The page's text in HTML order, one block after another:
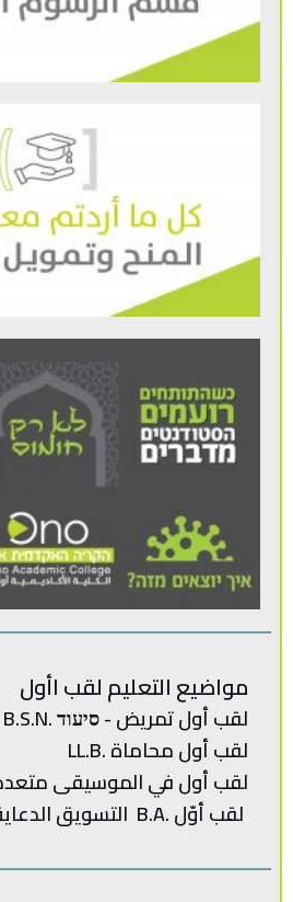
مواضيع التعليم لقب اأول
لقب أول تمريض - סיעוד .B.S.N
لقب أول محاماة .LL.B
لقب‭ ‬أول في‭ ‬الموسيقى‭ ‬متعدد‭ ‬
لقب‭ ‬أوّل .‭ ‬B.Aالتسويق‭ ‬الدعاية‭ ‬والإعلان